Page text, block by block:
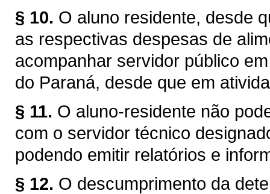
§ 10. O aluno residente, desde
as respectivas despesas de
acompanhar servidor público
do Paraná, desde que em
§ 11. O aluno-residente não
com o servidor técnico
podendo emitir relatórios e
§ 12. O descumprimento da